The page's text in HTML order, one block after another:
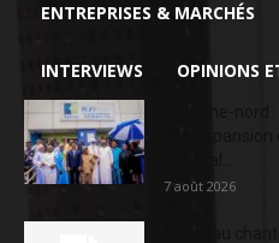
ENTREPRISES & MARCHÉS
INTERVIEWS OPINIONS
7 août 2026